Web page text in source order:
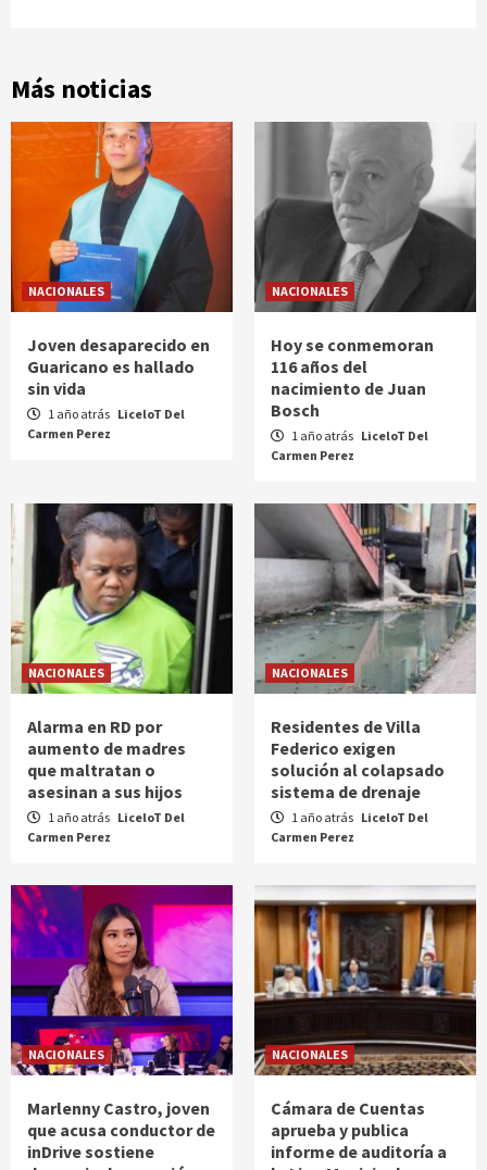
Más noticias
NACIONALES
Joven desaparecido en
Guaricano es hallado
sin vida
1 año atrás LiceloT Del
Carmen Perez
NACIONALES
Hoy se conmemoran
116 años del
nacimiento de Juan
Bosch
1 año atrás LiceloT Del
Carmen Perez
NACIONALES
Alarma en RD por
aumento de madres
que maltratan o
asesinan a sus hijos
1 año atrás LiceloT Del
Carmen Perez
NACIONALES
Residentes de Villa
Federico exigen
solución al colapsado
sistema de drenaje
1 año atrás LiceloT Del
Carmen Perez
NACIONALES
Marlenny Castro, joven
que acusa conductor de
inDrive sostiene
NACIONALES
Cámara de Cuentas
aprueba y publica
informe de auditoría a